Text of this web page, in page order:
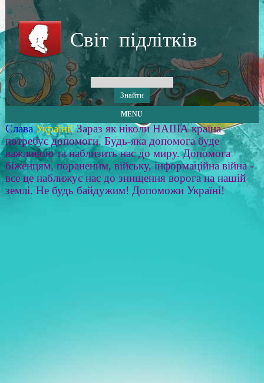
Світ підлітків
MENU
Слава Україні! Зараз як ніколи НАША країна
потребує допомоги. Будь-яка допомога буде
важливою та наблизить нас до миру. Допомога
біженцям, пораненим, війську, інформаційна війна -
все це наближує нас до знищення ворога на нашій
землі. Не будь байдужим! Допоможи Україні!